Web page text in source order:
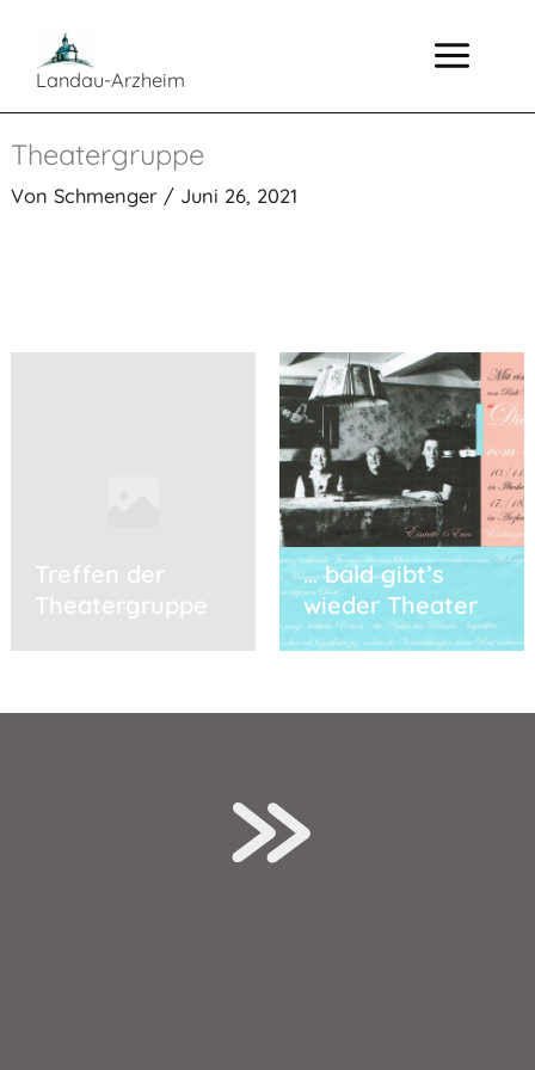
springenLandau-Arzheim
Theatergruppe
Von Schmenger / Juni 26, 2021
Treffen der
Theatergruppe
… bald gibt’s
wieder Theater